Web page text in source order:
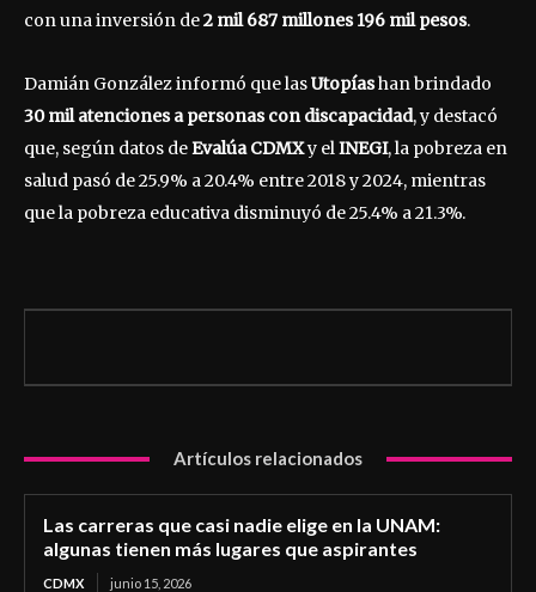
con una inversión de2 mil 687 millones 196 mil pesos.
Damián González informó que lasUtopíashan brindado
30 mil atenciones a personas con discapacidad, y destacó
que, según datos deEvalúa CDMXy elINEGI, la pobreza en
salud pasó de 25.9% a 20.4% entre 2018 y 2024, mientras
que la pobreza educativa disminuyó de 25.4% a 21.3%.
Artículos relacionados
Las carreras que casi nadie elige en la UNAM:
algunas tienen más lugares que aspirantes
CDMX junio 15, 2026